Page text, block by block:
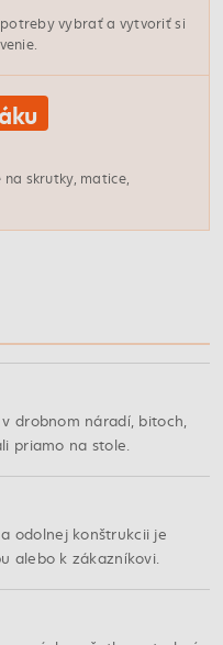
vybrať a vytvoriť si
skrutky, matice,
drobnom náradí, bitoch,
priamo na stole.
odolnej konštrukcii je
alebo k zákazníkovi.